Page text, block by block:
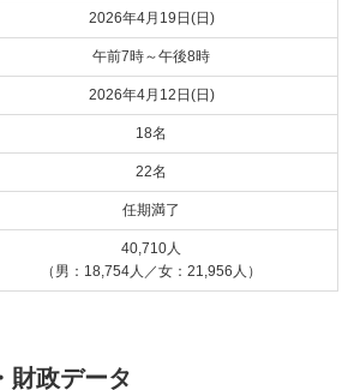
2026年4月19日(日)
午前7時～午後8時
2026年4月12日(日)
18名
22名
任期満了
40,710人
（男：18,754人／女：21,956人）
財政データ